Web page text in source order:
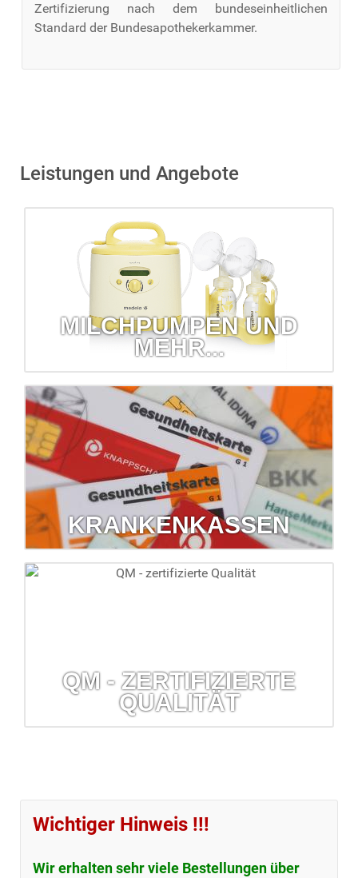
Zertifizierung nach dem bundeseinheitlichen
Standard der Bundesapothekerkammer.
Leistungen und Angebote
MILCHPUMPEN UND
MEHR...
Milchpumpen und mehr...
Wir verleihen Babywaagen, Milchpumpen, Inhalatoren und
sogar Blutdruckmessgeräte!
mehr erfahren...
KRANKENKASSEN
Krankenkassen
QM - ZERTIFIZIERTE
QUALITÄT
mehr erfahren...
Wichtiger Hinweis !!!
Wir erhalten sehr viele Bestellungen über